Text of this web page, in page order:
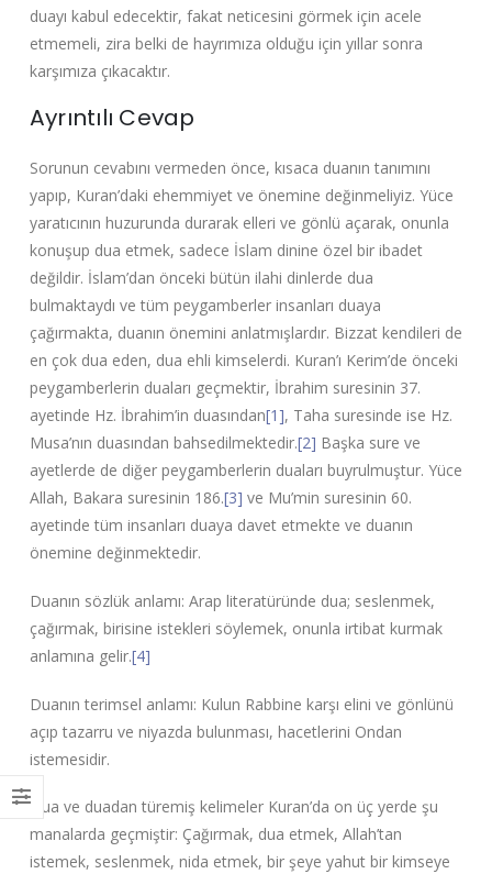
duayı kabul edecektir, fakat neticesini görmek için acele
etmemeli, zira belki de hayrımıza olduğu için yıllar sonra
karşımıza çıkacaktır.
Ayrıntılı Cevap
Sorunun cevabını vermeden önce, kısaca duanın tanımını
yapıp, Kuran’daki ehemmiyet ve önemine değinmeliyiz. Yüce
yaratıcının huzurunda durarak elleri ve gönlü açarak, onunla
konuşup dua etmek, sadece İslam dinine özel bir ibadet
değildir. İslam’dan önceki bütün ilahi dinlerde dua
bulmaktaydı ve tüm peygamberler insanları duaya
çağırmakta, duanın önemini anlatmışlardır. Bizzat kendileri de
en çok dua eden, dua ehli kimselerdi. Kuran’ı Kerim’de önceki
peygamberlerin duaları geçmektir, İbrahim suresinin 37.
ayetinde Hz. İbrahim’in duasından[1], Taha suresinde ise Hz.
Musa’nın duasından bahsedilmektedir.[2] Başka sure ve
ayetlerde de diğer peygamberlerin duaları buyrulmuştur. Yüce
Allah, Bakara suresinin 186.[3] ve Mu’min suresinin 60.
ayetinde tüm insanları duaya davet etmekte ve duanın
önemine değinmektedir.
Duanın sözlük anlamı: Arap literatüründe dua; seslenmek,
çağırmak, birisine istekleri söylemek, onunla irtibat kurmak
anlamına gelir.[4]
Duanın terimsel anlamı: Kulun Rabbine karşı elini ve gönlünü
açıp tazarru ve niyazda bulunması, hacetlerini Ondan
istemesidir.
Dua ve duadan türemiş kelimeler Kuran’da on üç yerde şu
manalarda geçmiştir: Çağırmak, dua etmek, Allah’tan
istemek, seslenmek, nida etmek, bir şeye yahut bir kimseye